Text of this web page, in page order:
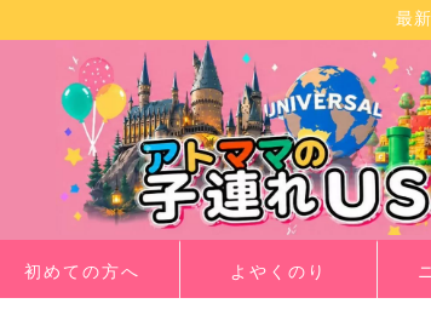
最
初めての方へ よやくのり